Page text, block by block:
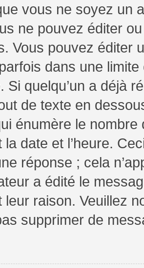
vous ne soyez un
ne pouvez éditer
Vous pouvez éditer
dans une
Si quelqu’un a déjà
de texte en
énumère le nombre
date et l’heure.
réponse ; cela
a édité le
leur raison. Veuillez
supprimer de